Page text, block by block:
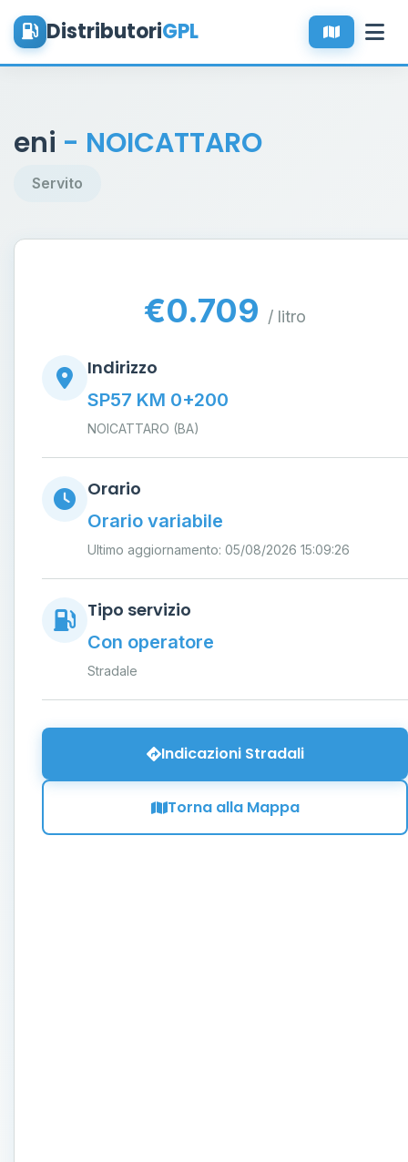
DistributoriGPL
eni - NOICATTARO
Servito
€0.709 / litro
Indirizzo
SP57 KM 0+200
NOICATTARO (BA)
Orario
Orario variabile
Ultimo aggiornamento: 05/08/2026 15:09:26
Tipo servizio
Con operatore
Stradale
Indicazioni Stradali
Torna alla Mappa